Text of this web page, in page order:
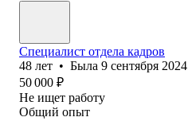
Специалист отдела кадров
48 лет • Была 9 сентября 2024
50 000 ₽
Не ищет работу
Общий опыт